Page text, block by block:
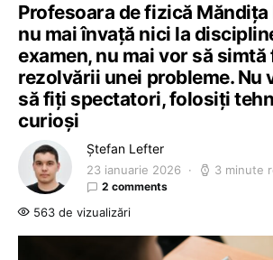
Profesoara de fizică Măndița
nu mai învață nici la
examen, nu mai vor să
rezolvării unei probleme. Nu
să fiți spectatori, folosiți
curioși
Ștefan Lefter
23 ianuarie 2026 3 minute
2 comments
563 de vizualizări